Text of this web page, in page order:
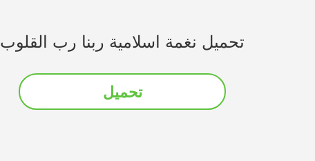
تحميل نغمة اسلامية ربنا رب القلوب
تحميل